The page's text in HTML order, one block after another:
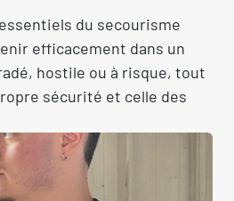
du secourisme
efficacement dans un
hostile ou à risque, tout
sécurité et celle des